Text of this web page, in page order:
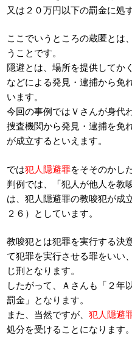
又は２０万円以下の罰金に処
ここでいうところの蔵匿とは
うことです。
隠避とは、場所を提供してか
などによる発見・逮捕から免
います。
今回の事例ではＶさんが身代
捜査機関から発見・逮捕を免
が成立するといえます。
では犯人隠避罪をそそのかし
判例では、「犯人が他人を教
は、犯人隠避罪の教唆犯が成
２６）としています。
教唆犯とは犯罪を実行する決
て犯罪を実行させる罪をいい
じ刑となります。
したがって、Ａさんも「２年
罰金」となります。
また、当然ですが、犯人隠避
処分を受けることになります。